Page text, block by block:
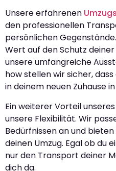
Unsere erfahrenen
den professionellen
persönlichen
Wert auf den Schutz
unsere umfangreiche
how stellen wir sicher,
in deinem neuen Zuhause
Ein weiterer Vorteil unseres
unsere Flexibilität. Wir
Bedürfnissen an und
deinen Umzug. Egal ob du
nur den Transport deiner
dich da.